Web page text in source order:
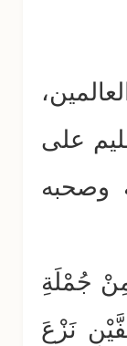
على
وصحبه
جُمْلَةِ
نَزْعَ